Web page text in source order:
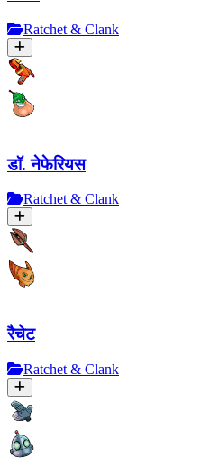
Ratchet & Clank
डॉ. नेफेरियस
Ratchet & Clank
रैचेट
Ratchet & Clank